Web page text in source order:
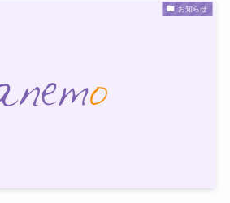
お知らせ